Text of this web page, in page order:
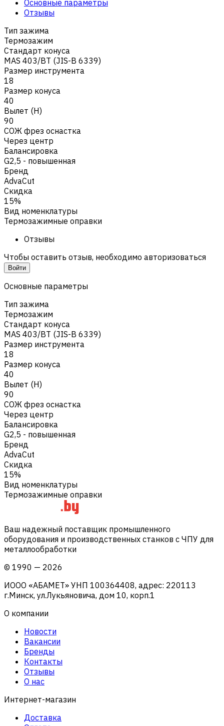
Основные параметры
Отзывы
Тип зажима
Термозажим
Стандарт конуса
MAS 403/BT (JIS-B 6339)
Размер инструмента
18
Размер конуса
40
Вылет (H)
90
СОЖ фрез оснастка
Через центр
Балансировка
G2,5 - повышенная
Бренд
AdvaCut
Скидка
15%
Вид номенклатуры
Термозажимные оправки
Отзывы
Чтобы оставить отзыв, необходимо авторизоваться
Войти
Основные параметры
Тип зажима
Термозажим
Стандарт конуса
MAS 403/BT (JIS-B 6339)
Размер инструмента
18
Размер конуса
40
Вылет (H)
90
СОЖ фрез оснастка
Через центр
Балансировка
G2,5 - повышенная
Бренд
AdvaCut
Скидка
15%
Вид номенклатуры
Термозажимные оправки
Ваш надежный поставщик промышленного
оборудования и производственных станков с ЧПУ для
металлообработки
© 1990 — 2026
ИООО «АБАМЕТ» УНП 100364408, адрес: 220113
г.Минск, ул.Лукьяновича, дом 10, корп.1
О компании
Новости
Вакансии
Бренды
Контакты
Отзывы
О нас
Интернет-магазин
Доставка